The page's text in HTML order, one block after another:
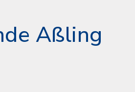
Aßling